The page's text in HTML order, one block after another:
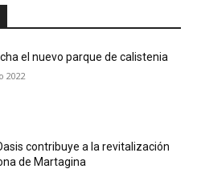
el nuevo parque de calistenia
2022
contribuye a la revitalización
de Martagina